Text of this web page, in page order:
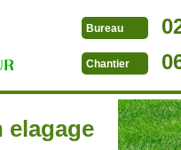
Bureau
Chantier
elagage